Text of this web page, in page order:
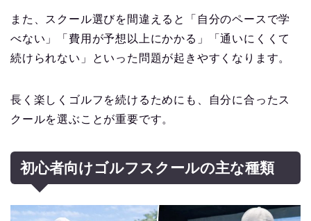
また、スクール選びを間違えると「自分のペースで学
べない」「費用が予想以上にかかる」「通いにくくて
続けられない」といった問題が起きやすくなります。
長く楽しくゴルフを続けるためにも、自分に合ったス
クールを選ぶことが重要です。
初心者向けゴルフスクールの主な種類